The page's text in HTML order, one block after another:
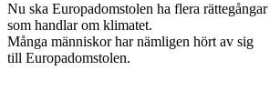
Nu ska Europadomstolen ha flera rättegångar
som handlar om klimatet.
Många människor har nämligen hört av sig
till Europadomstolen.